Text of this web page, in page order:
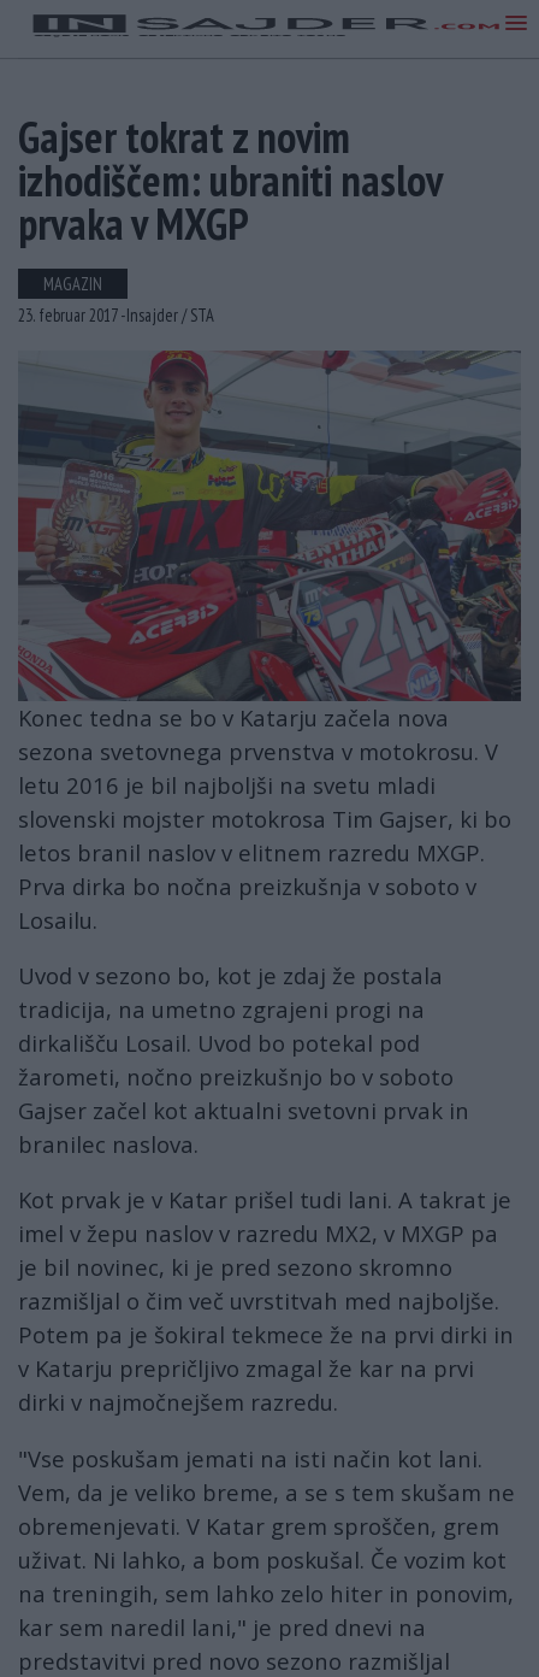
Gajser tokrat z novim
izhodiščem: ubraniti naslov
prvaka v MXGP
MAGAZIN
23. februar 2017 -Insajder /STA
Konec tedna se bo v Katarju začela nova
sezona svetovnega prvenstva v motokrosu. V
letu 2016 je bil najboljši na svetu mladi
slovenski mojster motokrosa Tim Gajser, ki bo
letos branil naslov v elitnem razredu MXGP.
Prva dirka bo nočna preizkušnja v soboto v
Losailu.
Uvod v sezono bo, kot je zdaj že postala
tradicija, na umetno zgrajeni progi na
dirkališču Losail. Uvod bo potekal pod
žarometi, nočno preizkušnjo bo v soboto
Gajser začel kot aktualni svetovni prvak in
branilec naslova.
Kot prvak je v Katar prišel tudi lani. A takrat je
imel v žepu naslov v razredu MX2, v MXGP pa
je bil novinec, ki je pred sezono skromno
razmišljal o čim več uvrstitvah med najboljše.
Potem pa je šokiral tekmece že na prvi dirki in
v Katarju prepričljivo zmagal že kar na prvi
dirki v najmočnejšem razredu.
"Vse poskušam jemati na isti način kot lani.
Vem, da je veliko breme, a se s tem skušam ne
obremenjevati. V Katar grem sproščen, grem
uživat. Ni lahko, a bom poskušal. Če vozim kot
na treningih, sem lahko zelo hiter in ponovim,
kar sem naredil lani," je pred dnevi na
predstavitvi pred novo sezono razmišljal